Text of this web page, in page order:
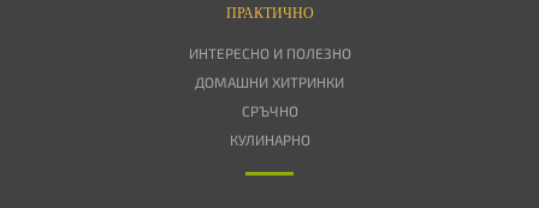
ПРАКТИЧНО
ИНТЕРЕСНО И ПОЛЕЗНО
ДОМАШНИ ХИТРИНКИ
СРЪЧНО
КУЛИНАРНО